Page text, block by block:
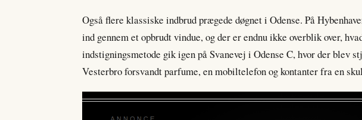
Også flere klassiske indbrud prægede døgnet i Odense. På
ind gennem et opbrudt vindue, og der er endnu ikke overblik over,
indstigningsmetode gik igen på Svanevej i Odense C, hvor der blev
Vesterbro forsvandt parfume, en mobiltelefon og kontanter fra en